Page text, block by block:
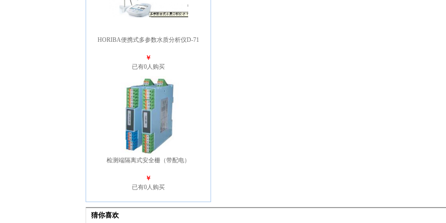
HORIBA便携式多参数水质分析仪D-71
￥
已有0人购买
检测端隔离式安全栅（带配电）
￥
已有0人购买
猜你喜欢